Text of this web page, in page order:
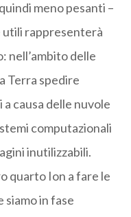
meno pesanti –
rappresenterà
nell’ambito delle
Terra spedire
causa delle nuvole
computazionali
inutilizzabili.
quarto Ion a fare le
in fase